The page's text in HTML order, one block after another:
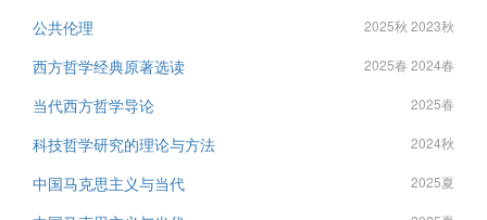
公共伦理 2025秋 2023秋
西方哲学经典原著选读 2025春 2024春
当代西方哲学导论 2025春
科技哲学研究的理论与方法 2024秋
中国马克思主义与当代 2025夏